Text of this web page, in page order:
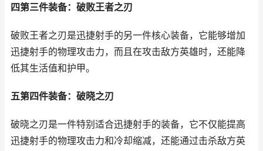
四第三件装备：破败王者之刃
破败王者之刃是迅捷射手的另一件核心装备，它能够增加
迅捷射手的物理攻击力，而且在攻击敌方英雄时，还能降
低其生活值和护甲。
五第四件装备：破晓之刃
破晓之刃是一件特别适合迅捷射手的装备，它不仅能提高
迅捷射手的物理攻击力和冷却缩减，还能通过击杀敌方英